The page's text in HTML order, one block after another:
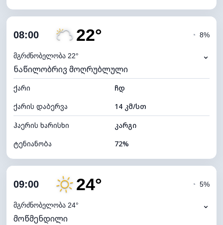
ღრუბლიანობა
ნამის წერტილი
ხილვადობა
10 კმ
განათების ინდექსი 7 (ნათელი)
ღრუბლის სიმაღლე 8560 მ
08:00 22°
მგრძნობელობა 22°
◔ 8%
⌄
ნაწილობრივ მოღრუბლული
ქარი
ჩდ
ქარის დაბერვა
14 კმ/სთ
ჰაერის ხარისხი
კარგი
ტენიანობა
72%
ღრუბლიანობა
ნამის წერტილი
ხილვადობა
09:00 24°
მგრძნობელობა 24°
◔ 5%
⌄
მოწმენდილი